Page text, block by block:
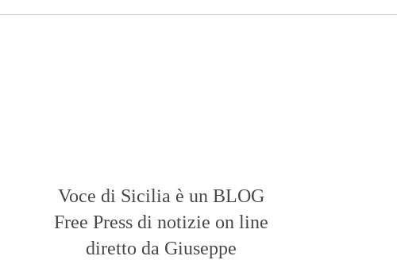
Voce di Sicilia è un BLOG
Free Press di notizie on line
diretto da Giuseppe